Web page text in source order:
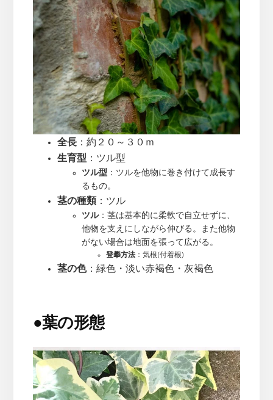
全長：約２０～３０ｍ
生育型 ：ツル型
ツル型 ：ツルを他物に巻き付けて成長す
るもの。
茎の種類 ：ツル
ツル：茎は基本的に柔軟で自立せずに、
他物を支えにしながら伸びる。また他物
がない場合は地面を張って広がる。
登攀方法：気根(付着根)
茎の色：緑色・淡い赤褐色・灰褐色
●葉の形態